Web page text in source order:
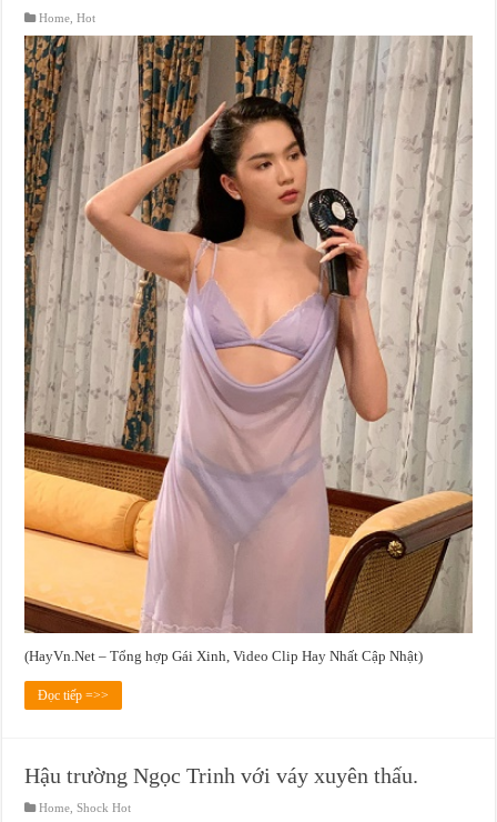
Home ,Hot
(HayVn.Net – Tổng hợp Gái Xinh, Video Clip Hay Nhất Cập Nhật)
Đọc tiếp =>>
Hậu trường Ngọc Trinh với váy xuyên thấu.
Home ,Shock Hot